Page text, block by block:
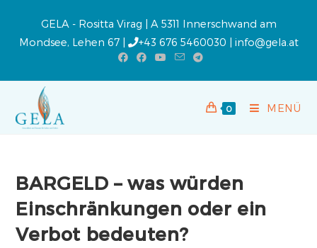
GELA - Rositta Virag | A 5311 Innerschwand am
Mondsee, Lehen 67 |
+43 676 5460030 | info@gela.at
0 MENÜ
BARGELD – was würden
Einschränkungen oder ein
Verbot bedeuten?